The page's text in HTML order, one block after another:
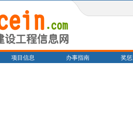
项目信息 办事指南 奖